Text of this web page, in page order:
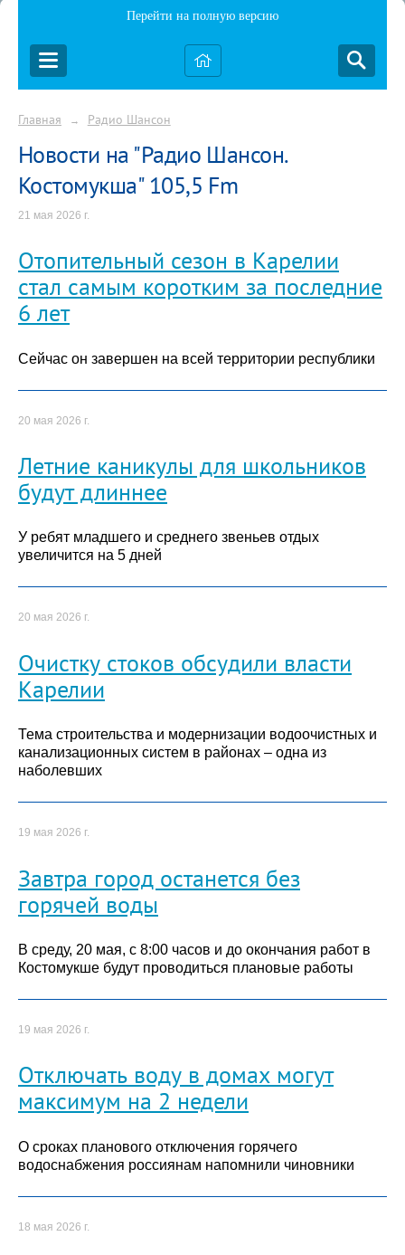
Перейти на полную версию
Главная → Радио Шансон
Новости на "Радио Шансон.
Костомукша" 105,5 Fm
21 мая 2026 г.
Отопительный сезон в Карелии
стал самым коротким за последние
6 лет
Сейчас он завершен на всей территории республики
20 мая 2026 г.
Летние каникулы для школьников
будут длиннее
У ребят младшего и среднего звеньев отдых
увеличится на 5 дней
20 мая 2026 г.
Очистку стоков обсудили власти
Карелии
Тема строительства и модернизации водоочистных и
канализационных систем в районах – одна из
наболевших
19 мая 2026 г.
Завтра город останется без
горячей воды
В среду, 20 мая, с 8:00 часов и до окончания работ в
Костомукше будут проводиться плановые работы
19 мая 2026 г.
Отключать воду в домах могут
максимум на 2 недели
О сроках планового отключения горячего
водоснабжения россиянам напомнили чиновники
18 мая 2026 г.